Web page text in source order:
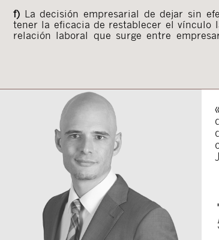
f) La decisión empresarial de dejar sin
tener la eficacia de restablecer el vínculo
relación laboral que surge entre